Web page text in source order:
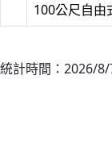
100公尺自由
統計時間：2026/